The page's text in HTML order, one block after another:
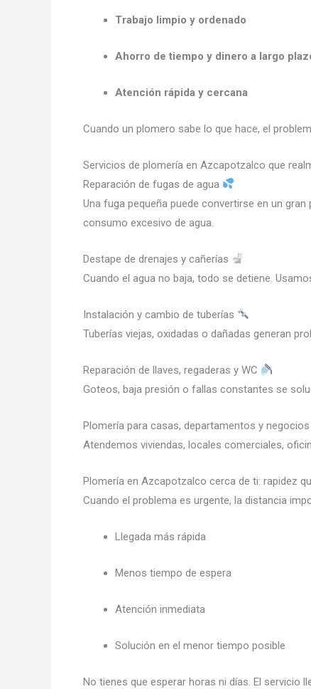
Trabajo limpio y ordenado
Ahorro de tiempo y dinero a largo
Atención rápida y cercana
Cuando un plomero sabe lo que hace, el
Servicios de plomería en Azcapotzalco que
Reparación de fugas de agua
Una fuga pequeña puede convertirse en un
consumo excesivo de agua.
Destape de drenajes y cañerías
Cuando el agua no baja, todo se detiene.
Instalación y cambio de tuberías
Tuberías viejas, oxidadas o dañadas generan
Reparación de llaves, regaderas y WC
Goteos, baja presión o fallas constantes se
Plomería para casas, departamentos y negocios
Atendemos viviendas, locales comerciales,
Plomería en Azcapotzalco cerca de ti: rapidez
Cuando el problema es urgente, la distancia
Llegada más rápida
Menos tiempo de espera
Atención inmediata
Solución en el menor tiempo posible
No tienes que esperar horas ni días. El servicio